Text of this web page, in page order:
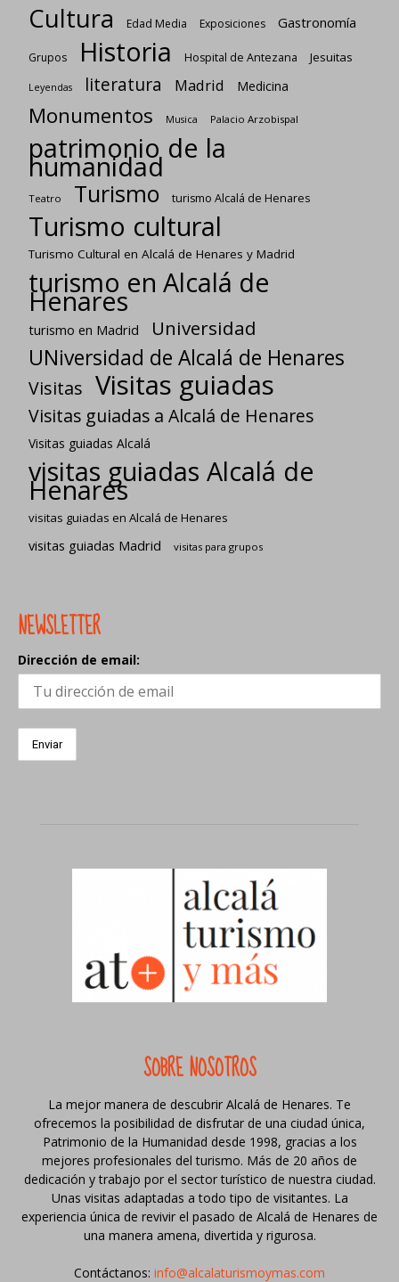
Cultura Edad Media Exposiciones Gastronomía
Grupos Historia Hospital de Antezana Jesuitas
Leyendas literatura Madrid Medicina
Monumentos Musica Palacio Arzobispal
patrimonio de la
humanidad
Teatro Turismo turismo Alcalá de Henares
Turismo cultural
Turismo Cultural en Alcalá de Henares y Madrid
turismo en Alcalá de
Henares
turismo en Madrid Universidad
UNiversidad de Alcalá de Henares
Visitas Visitas guiadas
Visitas guiadas a Alcalá de Henares
Visitas guiadas Alcalá
visitas guiadas Alcalá de
Henares
visitas guiadas en Alcalá de Henares
visitas guiadas Madrid visitas para grupos
NEWSLETTER
Dirección de email:
SOBRE NOSOTROS
La mejor manera de descubrir Alcalá de Henares. Te
ofrecemos la posibilidad de disfrutar de una ciudad única,
Patrimonio de la Humanidad desde 1998, gracias a los
mejores profesionales del turismo. Más de 20 años de
dedicación y trabajo por el sector turístico de nuestra ciudad.
Unas visitas adaptadas a todo tipo de visitantes. La
experiencia única de revivir el pasado de Alcalá de Henares de
una manera amena, divertida y rigurosa.
Contáctanos: info@alcalaturismoymas.com